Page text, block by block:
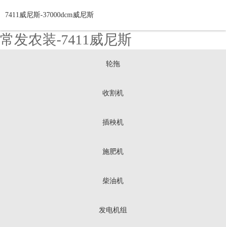
常发农装-7411威尼斯
7411威尼斯-37000dcm威尼斯
轮拖
收割机
插秧机
施肥机
柴油机
发电机组